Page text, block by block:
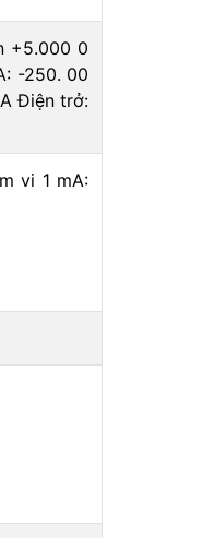
+5.000 0
-250. 00
Điện trở:
vi 1 mA: